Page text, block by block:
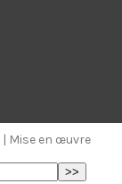
| Mise en œuvre